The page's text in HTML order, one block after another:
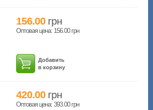
156.00 грн
Оптовая цена: 156.00 грн
Добавить
в корзину
420.00 грн
Оптовая цена: 393.00 грн